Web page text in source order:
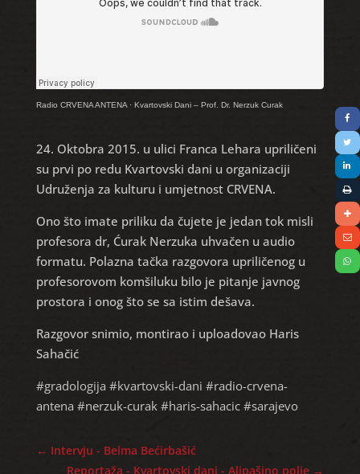
Radio CRVENA ANTENA· Kvartovski Dani – Prof. Dr. Nerzuk Curak
24. Oktobra 2015. u ulici Franca Lehara upriličeni
su prvi po redu Kvartovski dani u organizaciji
Udruženja za kulturu i umjetnost CRVENA.
Ono što imate priliku da čujete je jedan tok misli
profesora dr, Ćurak Nerzuka uhvačen u audio
formatu. Polazna tačka razgovora upriličenog u
profesorovom komšiluku bilo je pitanje javnog
prostora i onog što se sa istim dešava.
Razgovor snimio, montirao i uploadovao Haris
Sahačić
#gradologija #kvartovski-dani #radio-crvena-
antena #nerzuk-curak #haris-sahacic #sarajevo
← Intervju - Belma Bećirbašić
Reportaža - Kvartovski dani - Alipašino polje →